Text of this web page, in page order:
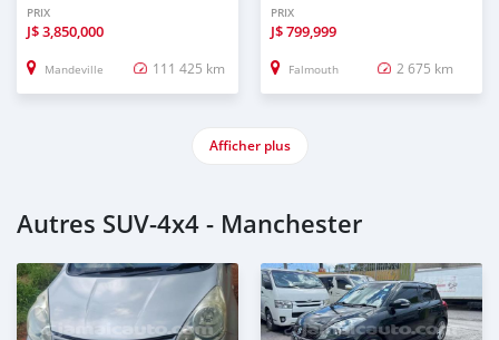
PRIX
J$3,850,000
Mandeville 111 425 km
PRIX
J$799,999
Falmouth 2 675 km
Afficher plus
Autres SUV‒4x4 - Manchester